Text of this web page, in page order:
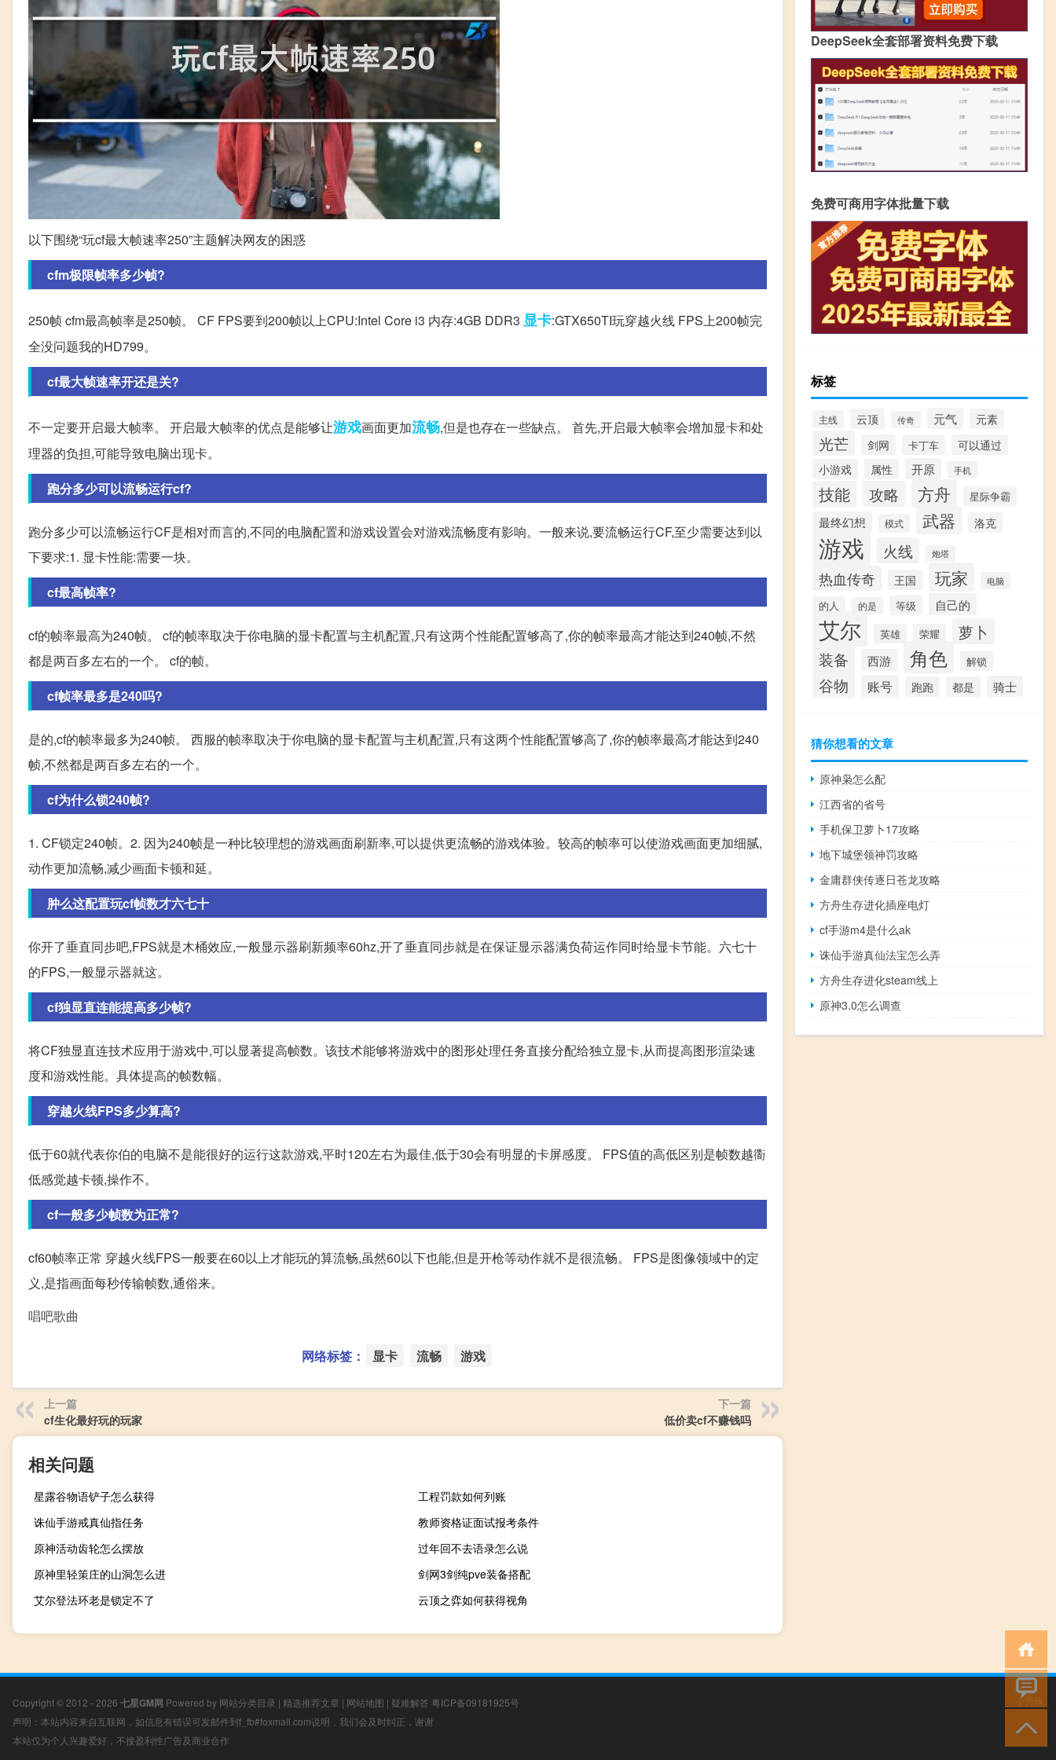
以下围绕“玩cf最大帧速率250”主题解决网友的困惑
cfm极限帧率多少帧?
250帧 cfm最高帧率是250帧。 CF FPS要到200帧以上CPU:Intel Core i3 内存:4GB DDR3 显卡:GTX650TI玩穿越火线 FPS上200帧完
全没问题我的HD799。
cf最大帧速率开还是关?
不一定要开启最大帧率。 开启最大帧率的优点是能够让游戏画面更加流畅,但是也存在一些缺点。 首先,开启最大帧率会增加显卡和处
理器的负担,可能导致电脑出现卡。
跑分多少可以流畅运行cf?
跑分多少可以流畅运行CF是相对而言的,不同的电脑配置和游戏设置会对游戏流畅度有影响。一般来说,要流畅运行CF,至少需要达到以
下要求:1. 显卡性能:需要一块。
cf最高帧率?
cf的帧率最高为240帧。 cf的帧率取决于你电脑的显卡配置与主机配置,只有这两个性能配置够高了,你的帧率最高才能达到240帧,不然
都是两百多左右的一个。 cf的帧。
cf帧率最多是240吗?
是的,cf的帧率最多为240帧。 西服的帧率取决于你电脑的显卡配置与主机配置,只有这两个性能配置够高了,你的帧率最高才能达到240
帧,不然都是两百多左右的一个。
cf为什么锁240帧?
1. CF锁定240帧。2. 因为240帧是一种比较理想的游戏画面刷新率,可以提供更流畅的游戏体验。较高的帧率可以使游戏画面更加细腻,
动作更加流畅,减少画面卡顿和延。
肿么这配置玩cf帧数才六七十
你开了垂直同步吧,FPS就是木桶效应,一般显示器刷新频率60hz,开了垂直同步就是在保证显示器满负荷运作同时给显卡节能。六七十
的FPS,一般显示器就这。
cf独显直连能提高多少帧?
将CF独显直连技术应用于游戏中,可以显著提高帧数。该技术能够将游戏中的图形处理任务直接分配给独立显卡,从而提高图形渲染速
度和游戏性能。具体提高的帧数幅。
穿越火线FPS多少算高?
低于60就代表你伯的电脑不是能很好的运行这款游戏,平时120左右为最佳,低于30会有明显的卡屏感度。 FPS值的高低区别是帧数越衟
低感觉越卡顿,操作不。
cf一般多少帧数为正常?
cf60帧率正常 穿越火线FPS一般要在60以上才能玩的算流畅,虽然60以下也能,但是开枪等动作就不是很流畅。 FPS是图像领域中的定
义,是指画面每秒传输帧数,通俗来。
唱吧歌曲
网络标签： 显卡 流畅 游戏
上一篇
cf生化最好玩的玩家
下一篇
低价卖cf不赚钱吗
相关问题
星露谷物语铲子怎么获得
工程罚款如何列账
诛仙手游戒真仙指任务
教师资格证面试报考条件
原神活动齿轮怎么摆放
过年回不去语录怎么说
原神里轻策庄的山洞怎么进
剑网3剑纯pve装备搭配
艾尔登法环老是锁定不了
云顶之弈如何获得视角
DeepSeek全套部署资料免费下载
免费可商用字体批量下载
标签
主线 云顶 传奇 元气 元素
光芒 剑网 卡丁车
可以通过
小游戏
属性 开原 手机
技能 攻略 方舟 星际争霸
最终幻想 模式 武器 洛克
游戏 火线 炮塔
热血传奇 王国 玩家 电脑
的人 的是 等级 自己的
艾尔 英雄 荣耀
萝卜
装备
西游 角色 解锁
谷物 账号 跑跑 都是 骑士
猜你想看的文章
原神枭怎么配
江西省的省号
手机保卫萝卜17攻略
地下城堡领神罚攻略
金庸群侠传逐日苍龙攻略
方舟生存进化插座电灯
cf手游m4是什么ak
诛仙手游真仙法宝怎么弄
方舟生存进化steam线上
原神3.0怎么调查
Copyright © 2012 - 2026 七星GM网 Powered by 网站分类目录 | 精选推荐文章 | 网站地图 | 疑难解答 粤ICP备09181925号
声明：本站内容来自互联网，如信息有错误可发邮件到f_fb#foxmail.com说明，我们会及时纠正，谢谢
本站仅为个人兴趣爱好，不接盈利性广告及商业合作
小男孩